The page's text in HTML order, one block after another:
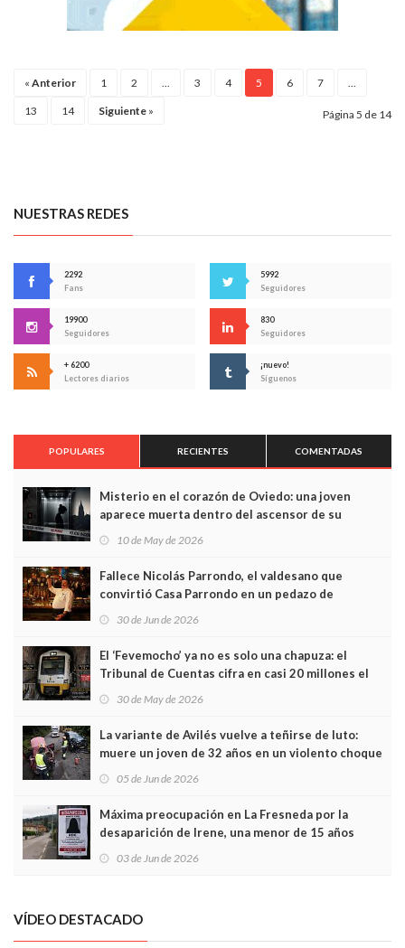
« Anterior 1 2 ... 3 4 5 6 7 ...
13 14 Siguiente » Página 5 de 14
NUESTRAS REDES
2292
Fans
5992
Seguidores
19900
Seguidores
830
Seguidores
+ 6200
Lectores diarios
¡nuevo!
Síguenos
POPULARES RECIENTES COMENTADAS
Misterio en el corazón de Oviedo: una joven
aparece muerta dentro del ascensor de su
edificio y las cámaras captan sus últimos minutos
10 de May de 2026
Fallece Nicolás Parrondo, el valdesano que
convirtió Casa Parrondo en un pedazo de
Asturias en Madrid
30 de Jun de 2026
El ‘Fevemocho’ ya no es solo una chapuza: el
Tribunal de Cuentas cifra en casi 20 millones el
sobrecoste de los trenes que no cabían por los
30 de May de 2026
La variante de Avilés vuelve a teñirse de luto:
muere un joven de 32 años en un violento choque
frontal
05 de Jun de 2026
Máxima preocupación en La Fresneda por la
desaparición de Irene, una menor de 15 años
03 de Jun de 2026
VÍDEO DESTACADO